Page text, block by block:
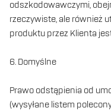
odszkodowawczymi,
rzeczywiste, ale również
produktu przez Klienta
6. Domyślne
Prawo odstąpienia od
(wysyłane listem